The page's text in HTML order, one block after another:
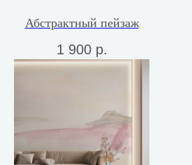
Абстрактный пейзаж
1 900 р.